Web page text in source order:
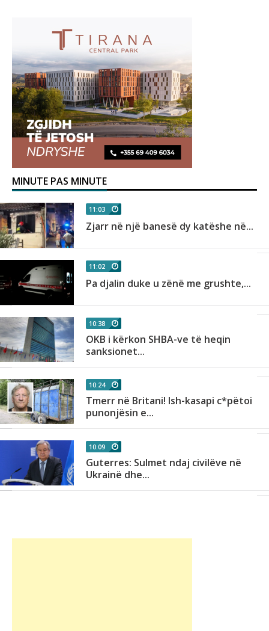
MINUTE PAS MINUTE
11:03
Zjarr në një banesë dy katëshe në...
11:02
Pa djalin duke u zënë me grushte,...
10:38
OKB i kërkon SHBA-ve të heqin
sanksionet...
10:24
Tmerr në Britani! Ish-kasapi c*pëtoi
punonjësin e...
10:09
Guterres: Sulmet ndaj civilëve në
Ukrainë dhe...